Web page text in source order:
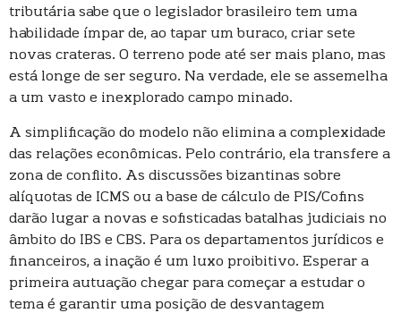
tributária sabe que o legislador brasileiro tem uma
habilidade ímpar de, ao tapar um buraco, criar sete
novas crateras. O terreno pode até ser mais plano, mas
está longe de ser seguro. Na verdade, ele se assemelha
a um vasto e inexplorado campo minado.
A simplificação do modelo não elimina a complexidade
das relações econômicas. Pelo contrário, ela transfere a
zona de conflito. As discussões bizantinas sobre
alíquotas de ICMS ou a base de cálculo de PIS/Cofins
darão lugar a novas e sofisticadas batalhas judiciais no
âmbito do IBS e CBS. Para os departamentos jurídicos e
financeiros, a inação é um luxo proibitivo. Esperar a
primeira autuação chegar para começar a estudar o
tema é garantir uma posição de desvantagem